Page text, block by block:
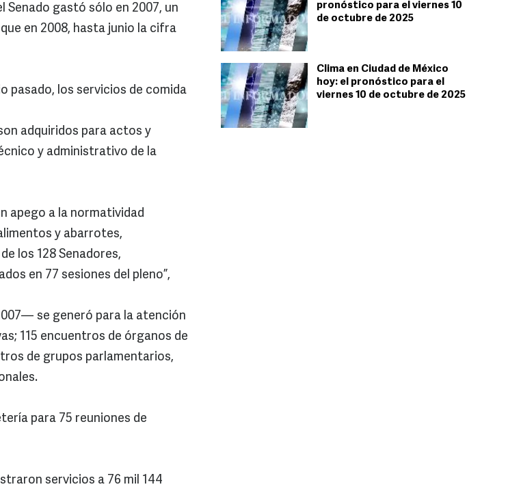
pronóstico para el viernes 10
de octubre de 2025
Clima en Ciudad de México
hoy: el pronóstico para el
viernes 10 de octubre de 2025
Senado gastó sólo en 2007, un
en 2008, hasta junio la cifra
pasado, los servicios de comida
adquiridos para actos y
y administrativo de la
apego a la normatividad
y abarrotes,
los 128 Senadores,
en 77 sesiones del pleno”,
se generó para la atención
115 encuentros de órganos de
de grupos parlamentarios,
para 75 reuniones de
servicios a 76 mil 144